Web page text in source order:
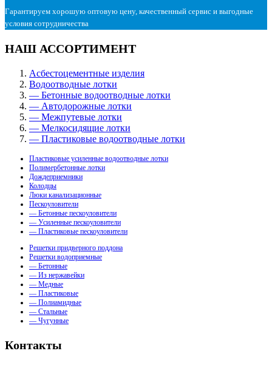
Гарантируем хорошую оптовую цену, качественный сервис и выгодные
условия сотрудничества
НАШ АССОРТИМЕНТ
Асбестоцементные изделия
Водоотводные лотки
— Бетонные водоотводные лотки
— Автодорожные лотки
— Межпутевые лотки
— Мелкосидящие лотки
— Пластиковые водоотводные лотки
Пластиковые усиленные водоотводные лотки
Полимербетонные лотки
Дождеприемники
Колодцы
Люки канализационные
Пескоуловители
— Бетонные пескоуловители
— Усиленные пескоуловители
— Пластиковые пескоуловители
Решетки придверного поддона
Решетки водоприемные
— Бетонные
— Из нержавейки
— Медные
— Пластиковые
— Полиамидные
— Стальные
— Чугунные
Контакты